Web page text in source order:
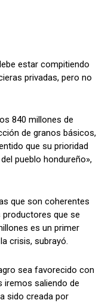
estar compitiendo
privadas, pero no
840 millones de
de granos básicos,
que su prioridad
pueblo hondureño»,
que son coherentes
que se
es un primer
crisis, subrayó.
sea favorecido con
iremos saliendo de
sido creada por